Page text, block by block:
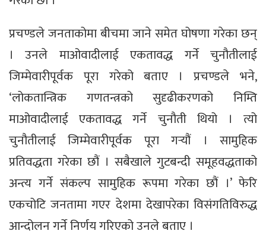
प्रचण्डले जनताकोमा बीचमा जाने समेत घोषणा गरेका छन्
। उनले माओवादीलाई एकतावद्ध गर्ने चुनौतीलाई
जिम्मेवारीपूर्वक पूरा गरेको बताए । प्रचण्डले भने,
‘लोकतान्त्रिक गणतन्त्रको सुदृढीकरणको निम्ति
माओवादीलाई एकतावद्ध गर्ने चुनौती थियो । त्यो
चुनौतीलाई जिम्मेवारीपूर्वक पूरा गर्‍यौं । सामुहिक
प्रतिवद्धता गरेका छौं । सबैखाले गुटबन्दी समूहवद्धताको
अन्त्य गर्ने संकल्प सामुहिक रूपमा गरेका छौं ।’ फेरि
एकचोटि जनतामा गएर देशमा देखापरेका विसंगतिविरुद्ध
आन्दोलन गर्ने निर्णय गरिएको उनले बताए ।